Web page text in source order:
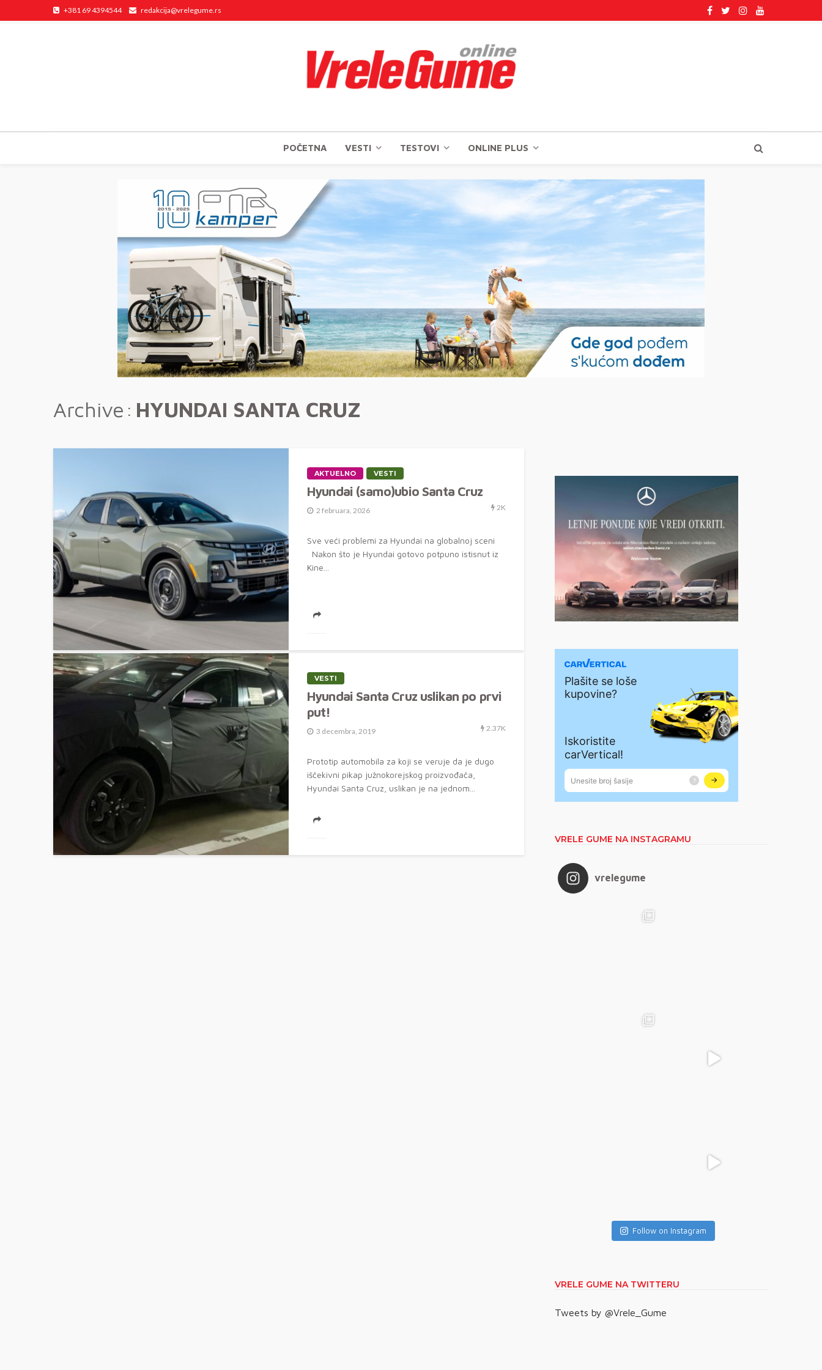
+381 69 4394544 redakcija@vrelegume.rs
POČETNA VESTI TESTOVI ONLINE PLUS
Archive HYUNDAI SANTA CRUZ
AKTUELNO VESTI
Hyundai (samo)ubio Santa Cruz
2 februara, 2026 2K
Sve veći problemi za Hyundai na globalnoj sceni
Nakon što je Hyundai gotovo potpuno istisnut iz
Kine...
VESTI
Hyundai Santa Cruz uslikan po prvi
put!
3 decembra, 2019 2.37K
Prototip automobila za koji se veruje da je dugo
iščekivni pikap južnokorejskog proizvođača,
Hyundai Santa Cruz, uslikan je na jednom...
VRELE GUME NA INSTAGRAMU
vrelegume
Follow on Instagram
VRELE GUME NA TWITTERU
Tweets by @Vrele_Gume